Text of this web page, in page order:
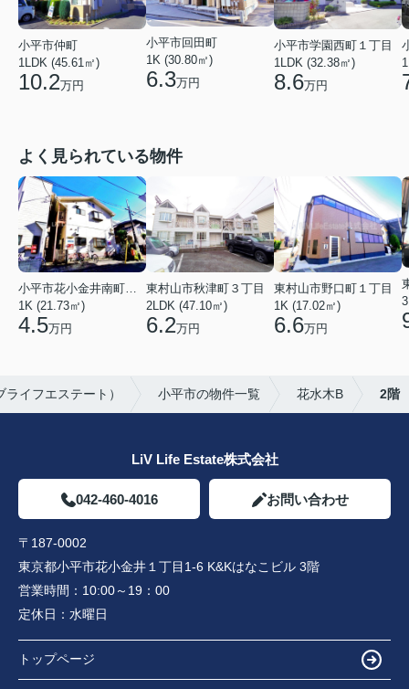
小平市仲町
1LDK (45.61㎡)
10.2万円
小平市回田町
1K (30.80㎡)
6.3万円
小平市学園西町１丁目
1LDK (32.38㎡)
8.6万円
よく見られている物件
1K (21.73㎡)
4.5万円
東村山市秋津町３丁目
2LDK (47.10㎡)
6.2万円
東村山市野口町１丁目
1K (17.02㎡)
6.6万円
イフエステート） 小平市の物件一覧 花水木B 2階
LiV Life Estate株式会社
042-460-4016 お問い合わせ
〒187-0002
東京都小平市花小金井１丁目1-6 K&Kはなこビル 3階
営業時間： 10:00～19：00
定休日： 水曜日
トップページ